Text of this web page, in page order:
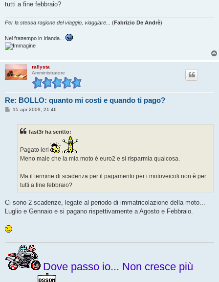
tutti a fine febbraio?
Per la stessa ragione del viaggio, viaggiare... (Fabrizio De Andrè)
Nel frattempo in Irlanda...
rallysta
Amministratore
Re: BOLLO: quanto mi costi e quando ti pago?
M
15 apr 2009, 21:46
fast3r ha scritto:
Pagato ieri
Meno male che la mia moto è euro2 e si risparmia qualcosa.
Ma il termine di scadenza per il pagamento per i motoveicoli non è per
tutti a fine febbraio?
Ci sono 2 scadenze, legate al periodo di immatricolazione della moto...
Luglio e Gennaio e si pagano rispettivamente a Agosto e Febbraio.
Dove passo io... Non cresce più